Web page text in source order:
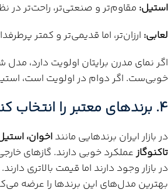
استیل: مقاوم‌تر و صنعتی‌تر، راحت‌تر در
لعابی: ارزان‌تر، اما قدیمی‌تر و کمتر
اگر نمای مدرن برایتان اولویت دارد،
خوبی‌ست. اگر دوام در اولویت است،
۴. برندهای معتبر را انتخاب کنید
در بازار ایران برندهایی ماننداخوان،
تاکنوگازعملکرد خوبی دارند. گازهای
در بازار وجود دارند اما قیمت بالاتری
بهترین مدل‌های این برندها را عرضه